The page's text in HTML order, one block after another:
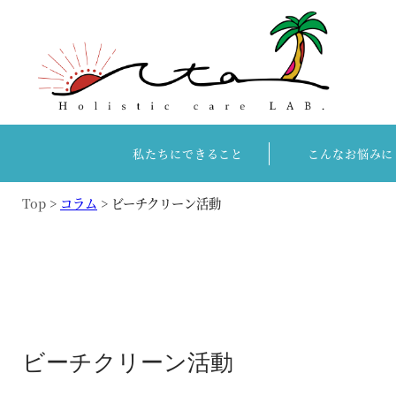
私たちにできること こんなお悩みに
Top > コラム > ビーチクリーン活動
ビーチクリーン活動